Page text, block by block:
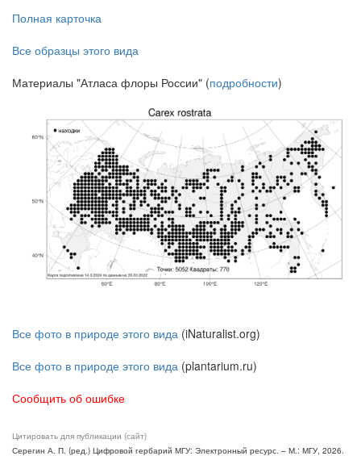
Полная карточка
Все образцы этого вида
Материалы "Атласа флоры России" (подробности)
Все фото в природе этого вида (iNaturalist.org)
Все фото в природе этого вида (plantarium.ru)
Сообщить об ошибке
Цитировать для публикации (сайт)
Серегин А. П. (ред.) Цифровой гербарий МГУ: Электронный ресурс. – М.: МГУ, 2026.